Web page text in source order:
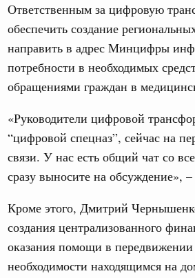
Ответственным за цифровую
обеспечить создание
направить в адрес Минцифры
потребности в необходимых
обращениями граждан в
«Руководители цифровой
“цифровой спецназ”, сейчас на
связи. У нас есть общий чат со
сразу выносите на обсуждение»,
Кроме этого, Дмитрий
создания централизованного
оказания помощи в передвижении
необходимости находящимся на
«Единый заказчик»
и реконструкцию более
ситуации и ликвидация их
провёл заседание
чрезвычайной
профессиональное образование
Установлен
колледжей и